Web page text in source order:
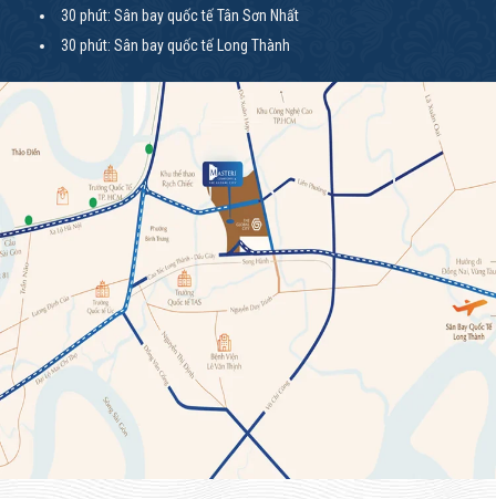
30 phút: Sân bay quốc tế Tân Sơn Nhất
30 phút: Sân bay quốc tế Long Thành